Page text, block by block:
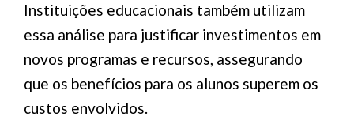
Instituições educacionais também utilizam
essa análise para justificar investimentos em
novos programas e recursos, assegurando
que os benefícios para os alunos superem os
custos envolvidos.